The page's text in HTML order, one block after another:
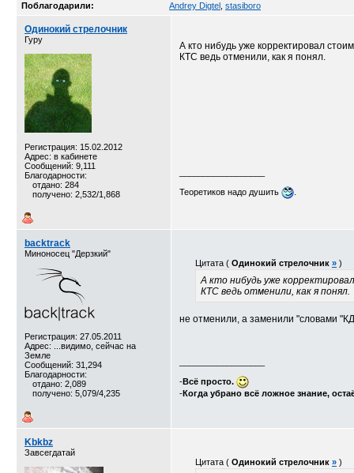
Поблагодарили: Andrey Digtel stasiboro
Одинокий стрелочник
Гуру
Регистрация: 15.02.2012
Адрес: в кабинете
Сообщений: 9,111
Благодарности:
отдано: 284
получено: 2,532/1,868
А кто нибудь уже корректировал
КТС ведь отменили, как я понял.
Теоретиков надо душить
backtrack
Миноносец "Дерзкий"
Регистрация: 27.05.2011
Адрес: ...видимо, сейчас на
Земле
Сообщений: 31,294
Благодарности:
отдано: 2,089
получено: 5,079/4,235
Цитата ( Одинокий стрелочник » )
А кто нибудь уже
КТС ведь отменили, как я понял.
не отменили, а заменили "словами
-Всё просто.
-Когда убрано всё ложное знание,
Kbkbz
Завсегдатай
Цитата ( Одинокий стрелочник » )